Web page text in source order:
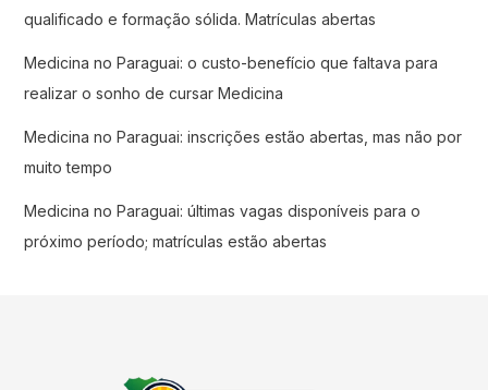
qualificado e formação sólida. Matrículas abertas
Medicina no Paraguai: o custo-benefício que faltava para
realizar o sonho de cursar Medicina
Medicina no Paraguai: inscrições estão abertas, mas não por
muito tempo
Medicina no Paraguai: últimas vagas disponíveis para o
próximo período; matrículas estão abertas